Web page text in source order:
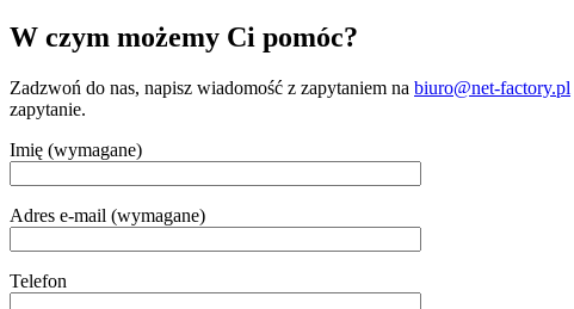
W czym możemy Ci pomóc?
Zadzwoń do nas, napisz wiadomość z zapytaniem na biuro@net-factory.pl
zapytanie.
Imię (wymagane)
Adres e-mail (wymagane)
Telefon